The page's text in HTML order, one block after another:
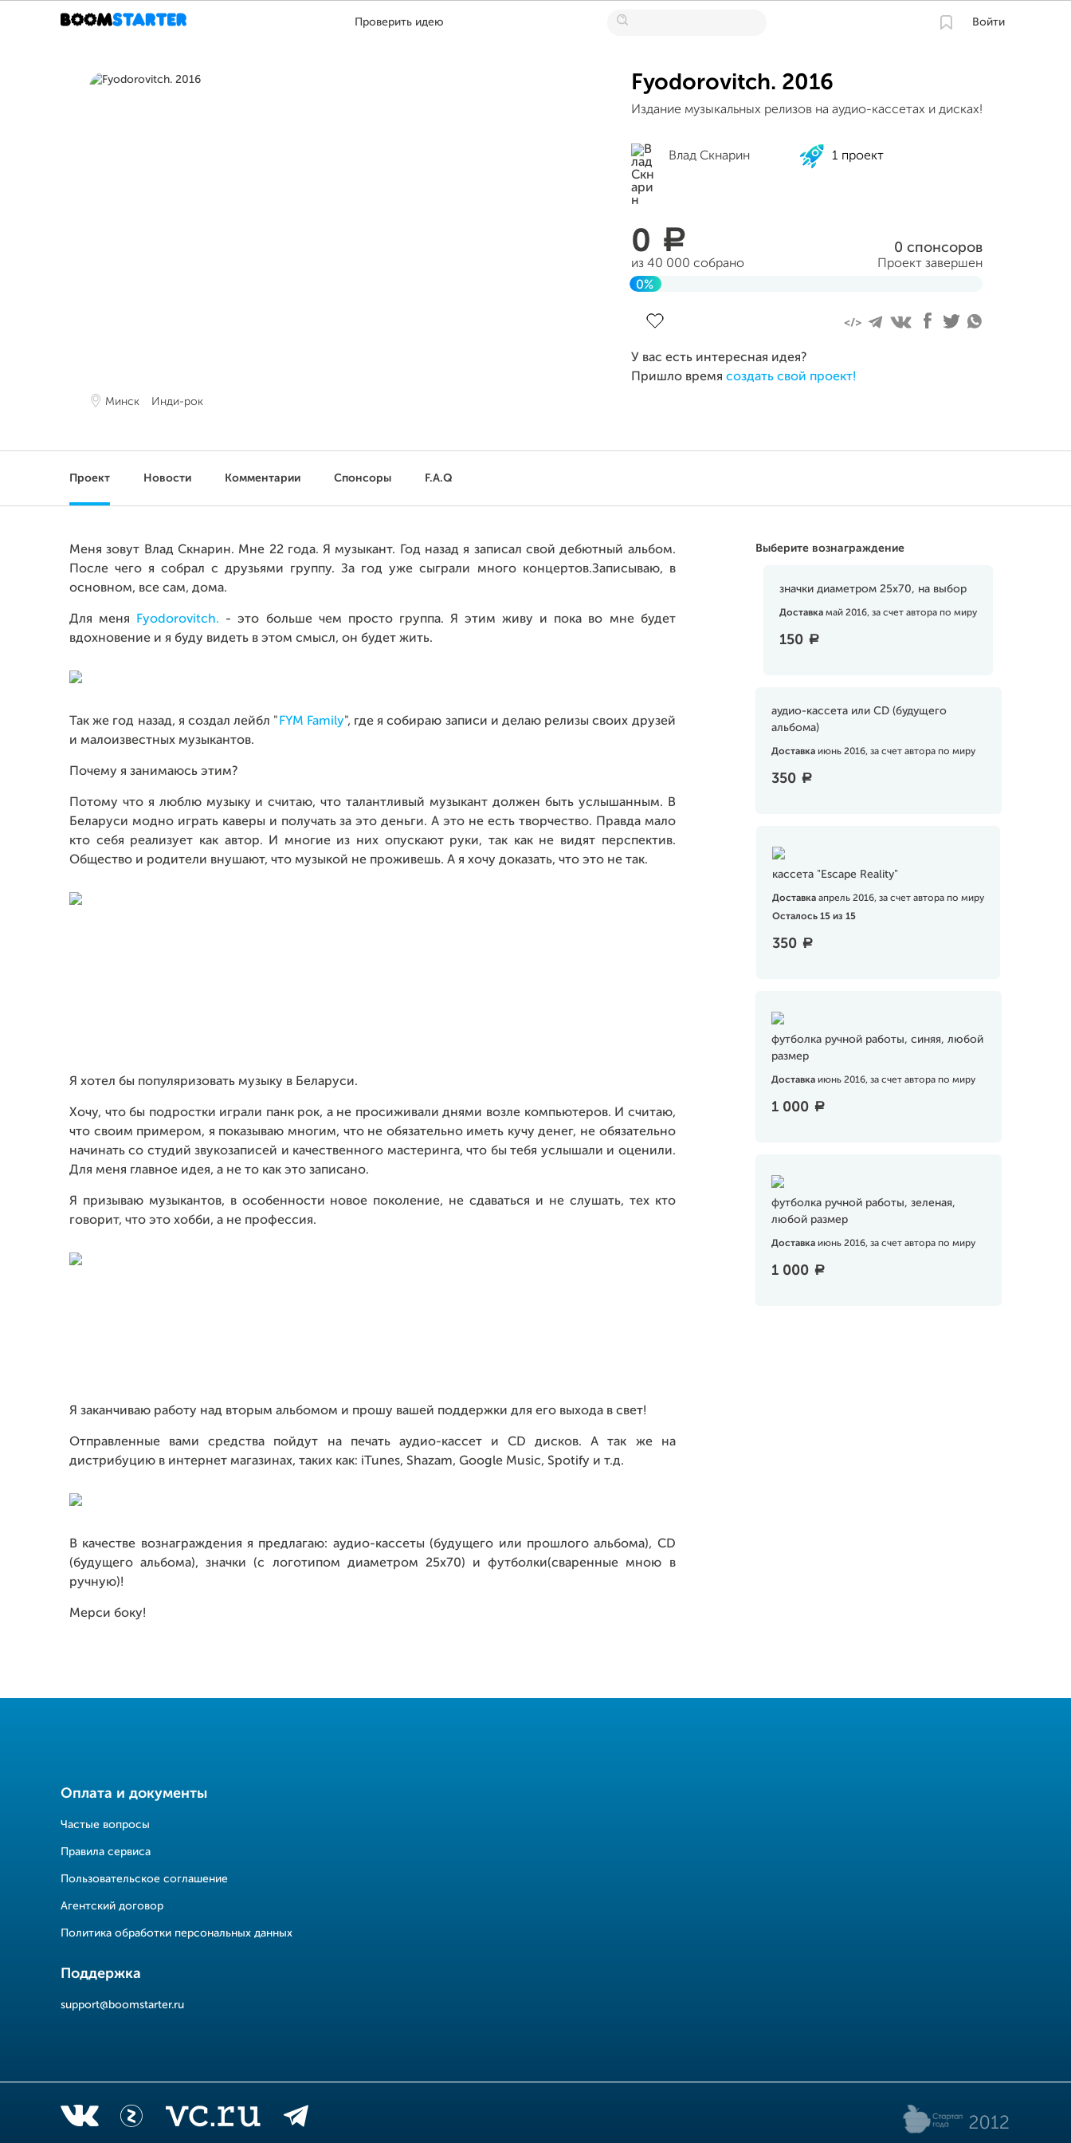
Проверить идею Войти
Минск Инди-рок
Fyodorovitch. 2016
Издание музыкальных релизов на аудио-кассетах и дисках!
Влад Скнарин 1 проект
0 a
из 40 000 собрано
0 спонсоров
Проект завершен
0%
У вас есть интересная идея?
Пришло время создать свой проект!
Проект Новости Комментарии Спонсоры F.A.Q
Выберите вознаграждение
значки диаметром 25х70, на выбор
Доставкамай 2016, за счет автора по миру
150 a
аудио-кассета или CD (будущего
альбома)
Доставка июнь 2016, за счет автора по миру
350 a
кассета "Escape Reality"
Доставкаапрель 2016, за счет автора по миру
Осталось 15 из 15
350 a
футболка ручной работы, синяя, любой
размер
Доставка июнь 2016, за счет автора по миру
1 000 a
футболка ручной работы, зеленая,
любой размер
Доставка июнь 2016, за счет автора по миру
1 000 a
Меня зовут Влад Скнарин. Мне 22 года. Я музыкант. Год назад я записал свой дебютный альбом.
После чего я собрал с друзьями группу. За год уже сыграли много концертов.Записываю, в
основном, все сам, дома.
Для меня Fyodorovitch. - это больше чем просто группа. Я этим живу и пока во мне будет
вдохновение и я буду видеть в этом смысл, он будет жить.
Так же год назад, я создал лейбл " FYM Family", где я собираю записи и делаю релизы своих друзей
и малоизвестных музыкантов.
Почему я занимаюсь этим?
Потому что я люблю музыку и считаю, что талантливый музыкант должен быть услышанным. В
Беларуси модно играть каверы и получать за это деньги. А это не есть творчество. Правда мало
кто себя реализует как автор. И многие из них опускают руки, так как не видят перспектив.
Общество и родители внушают, что музыкой не проживешь. А я хочу доказать, что это не так.
Я хотел бы популяризовать музыку в Беларуси.
Хочу, что бы подростки играли панк рок, а не просиживали днями возле компьютеров. И считаю,
что своим примером, я показываю многим, что не обязательно иметь кучу денег, не обязательно
начинать со студий звукозаписей и качественного мастеринга, что бы тебя услышали и оценили.
Для меня главное идея, а не то как это записано.
Я призываю музыкантов, в особенности новое поколение, не сдаваться и не слушать, тех кто
говорит, что это хобби, а не профессия.
Я заканчиваю работу над вторым альбомом и прошу вашей поддержки для его выхода в свет!
Отправленные вами средства пойдут на печать аудио-кассет и CD дисков. А так же на
дистрибуцию в интернет магазинах, таких как: iTunes, Shazam, Google Music, Spotify и т.д.
В качестве вознаграждения я предлагаю: аудио-кассеты (будущего или прошлого альбома), CD
(будущего альбома), значки (с логотипом диаметром 25х70) и футболки(сваренные мною в
ручную)!
Мерси боку!
Оплата и документы
Частые вопросы
Правила сервиса
Пользовательское соглашение
Агентский договор
Политика обработки персональных данных
Поддержка
support@boomstarter.ru